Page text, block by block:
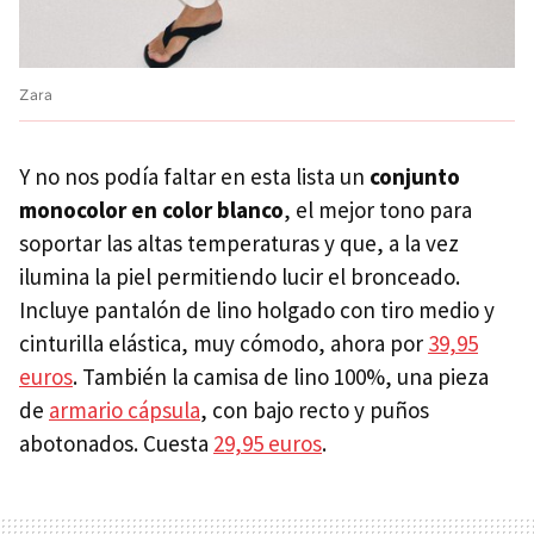
Zara
Y no nos podía faltar en esta lista un conjunto
monocolor en color blanco, el mejor tono para
soportar las altas temperaturas y que, a la vez
ilumina la piel permitiendo lucir el bronceado.
Incluye pantalón de lino holgado con tiro medio y
cinturilla elástica, muy cómodo, ahora por 39,95
euros. También la camisa de lino 100%, una pieza
de armario cápsula, con bajo recto y puños
abotonados. Cuesta 29,95 euros.